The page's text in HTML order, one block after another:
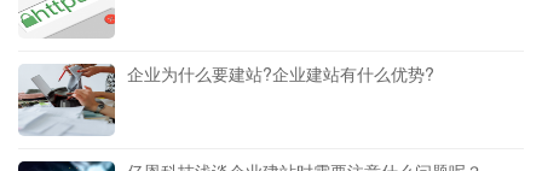
企业为什么要建站?企业建站有什么优势?